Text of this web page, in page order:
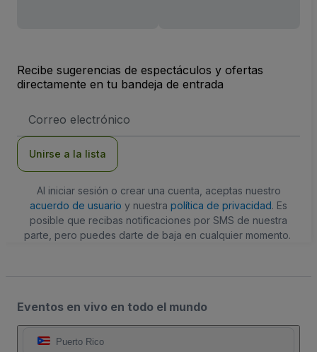
Recibe sugerencias de espectáculos y ofertas
directamente en tu bandeja de entrada
de
Unirse a la lista
Al iniciar sesión o crear una cuenta, aceptas nuestro
acuerdo de usuario y nuestra política de privacidad. Es
posible que recibas notificaciones por SMS de nuestra
parte, pero puedes darte de baja en cualquier momento.
Eventos en vivo en todo el mundo
Puerto Rico